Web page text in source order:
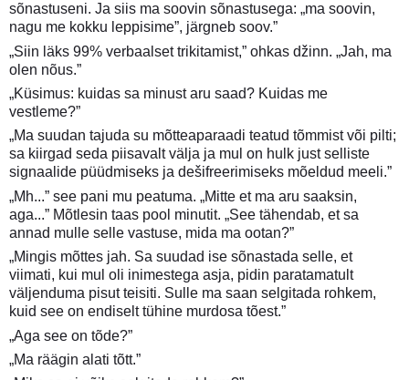
sõnastuseni. Ja siis ma soovin sõnastusega: „ma soovin,
nagu me kokku leppisime”, järgneb soov.”
„Siin läks 99% verbaalset trikitamist,” ohkas džinn. „Jah, ma
olen nõus.”
„Küsimus: kuidas sa minust aru saad? Kuidas me
vestleme?”
„Ma suudan tajuda su mõtteaparaadi teatud tõmmist või pilti;
sa kiirgad seda piisavalt välja ja mul on hulk just selliste
signaalide püüdmiseks ja dešifreerimiseks mõeldud meeli.”
„Mh...” see pani mu peatuma. „Mitte et ma aru saaksin,
aga...” Mõtlesin taas pool minutit. „See tähendab, et sa
annad mulle selle vastuse, mida ma ootan?”
„Mingis mõttes jah. Sa suudad ise sõnastada selle, et
viimati, kui mul oli inimestega asja, pidin paratamatult
väljenduma pisut teisiti. Sulle ma saan selgitada rohkem,
kuid see on endiselt tühine murdosa tõest.”
„Aga see on tõde?”
„Ma räägin alati tõtt.”